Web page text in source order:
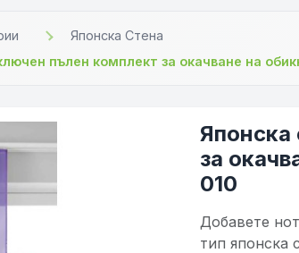
Японска Стена
пълен комплект за окачване на
Японска
за
010
Добавете
тип японска